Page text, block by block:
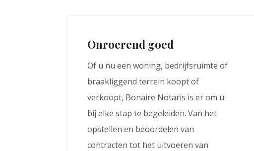
Onroerend goed
Of u nu een woning, bedrijfsruimte of
braakliggend terrein koopt of
verkoopt, Bonaire Notaris is er om u
bij elke stap te begeleiden. Van het
opstellen en beoordelen van
contracten tot het uitvoeren van